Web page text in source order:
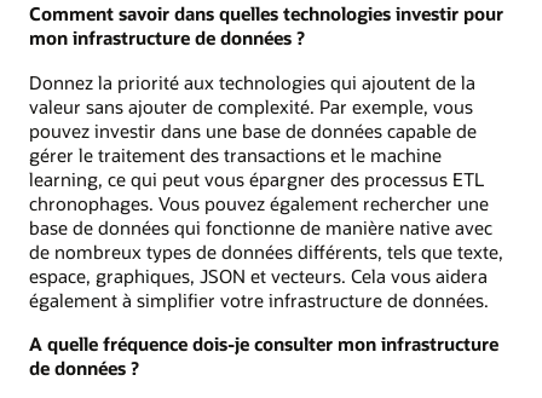
Comment savoir dans quelles technologies investir pour
mon infrastructure de données ?
Donnez la priorité aux technologies qui ajoutent de la
valeur sans ajouter de complexité. Par exemple, vous
pouvez investir dans une base de données capable de
gérer le traitement des transactions et le machine
learning, ce qui peut vous épargner des processus ETL
chronophages. Vous pouvez également rechercher une
base de données qui fonctionne de manière native avec
de nombreux types de données différents, tels que texte,
espace, graphiques, JSON et vecteurs. Cela vous aidera
également à simplifier votre infrastructure de données.
A quelle fréquence dois-je consulter mon infrastructure
de données ?